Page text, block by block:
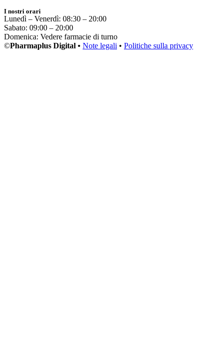
I nostri orari
Lunedì – Venerdì: 08:30 – 20:00
Sabato: 09:00 – 20:00
Domenica: Vedere farmacie di turno
©Pharmaplus Digital • Note legali • Politiche sulla privacy